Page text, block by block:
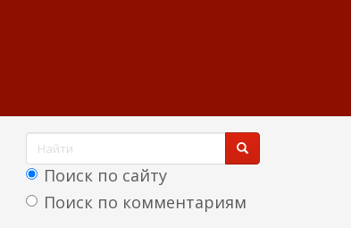
Ф
о
р
Поиск по сайту
Поиск по комментариям